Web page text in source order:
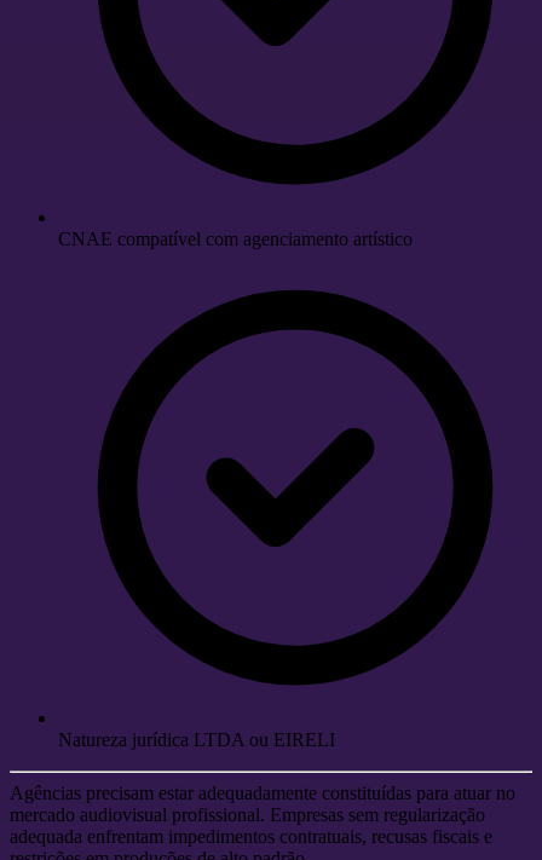
CNAE compatível com agenciamento artístico
Natureza jurídica LTDA ou EIRELI
Agências precisam estar adequadamente constituídas para atuar no
mercado audiovisual profissional. Empresas sem regularização
adequada enfrentam impedimentos contratuais, recusas fiscais e